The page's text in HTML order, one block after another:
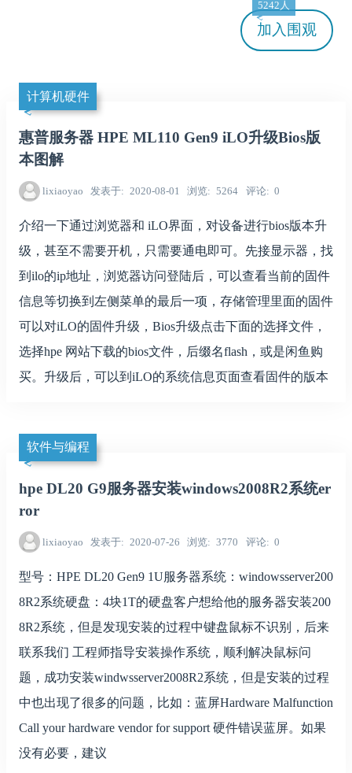
加入
5242人
围观
计算机硬件
惠普服务器 HPE ML110 Gen9 iLO升级Bios版
本图解
lixiaoyao 发表于 2020-08-01 浏览 5264 评论 0
介绍一下通过浏览器和 iLO界面，对设备进行bios版本升
级，甚至不需要开机，只需要通电即可。先接显示器，找
到ilo的ip地址，浏览器访问登陆后，可以查看当前的固件
信息等切换到左侧菜单的最后一项，存储管理里面的固件
可以对iLO的固件升级，Bios升级点击下面的选择文件，
选择hpe 网站下载的bios文件，后缀名flash，或是闲鱼购
买。升级后，可以到iLO的系统信息页面查看固件的版本
软件与编程
hpe DL20 G9服务器安装windows2008R2系统er
ror
lixiaoyao 发表于 2020-07-26 浏览 3770 评论 0
型号：HPE DL20 Gen9 1U服务器系统：windowsserver200
8R2系统硬盘：4块1T的硬盘客户想给他的服务器安装200
8R2系统，但是发现安装的过程中键盘鼠标不识别，后来
联系我们 工程师指导安装操作系统，顺利解决鼠标问
题，成功安装windwsserver2008R2系统，但是安装的过程
中也出现了很多的问题，比如：蓝屏Hardware Malfunction
Call your hardware vendor for support 硬件错误蓝屏。如果
没有必要，建议